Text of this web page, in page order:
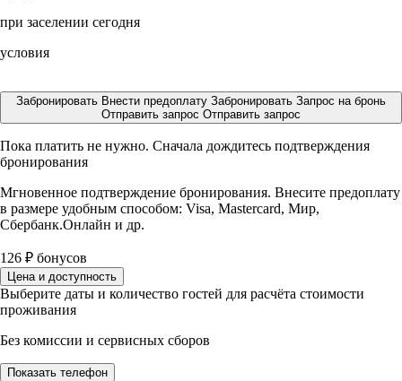
при заселении сегодня
условия
Забронировать Внести предоплату Забронировать Запрос на бронь
Отправить запрос Отправить запрос
Пока платить не нужно. Сначала дождитесь подтверждения
бронирования
Мгновенное подтверждение бронирования. Внесите предоплату
в размере удобным способом: Visa, Mastercard, Мир,
Сбербанк.Онлайн и др.
126 ₽ бонусов
Цена и доступность
Выберите даты и количество гостей для расчёта стоимости
проживания
Без комиссии и сервисных сборов
Показать телефон